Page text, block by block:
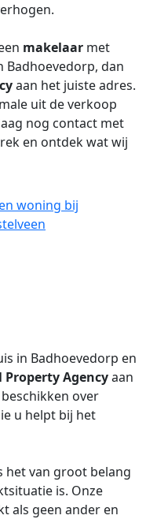
makelaar met
dan
aan het juiste adres.
uit de verkoop
nog contact met
en ontdek wat wij
woning bij
in Badhoevedorp en
Property Agencyaan
over
u helpt bij het
het van groot belang
is. Onze
als geen ander en